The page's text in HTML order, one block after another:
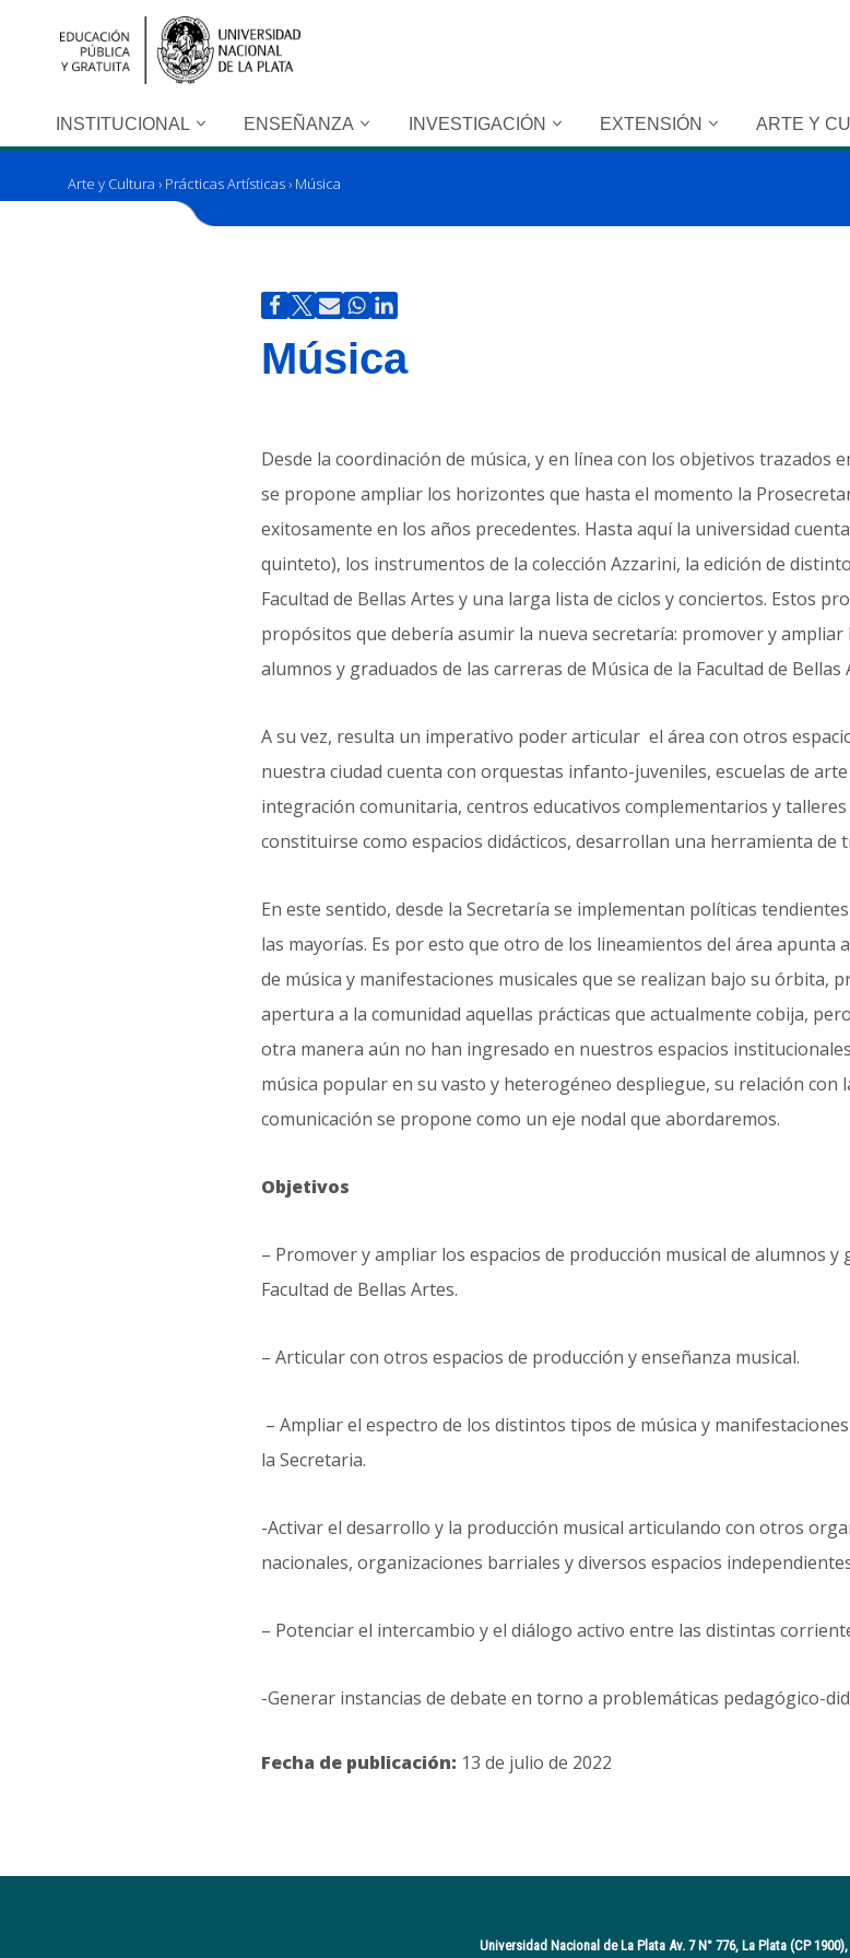
contenidoINSTITUCIONAL ENSEÑANZA INVESTIGACIÓN EXTENSIÓN ARTE Y
Arte y Cultura › Prácticas Artísticas› Música
Música
Desde la coordinación de música, y en línea con los objetivos trazados
se propone ampliar los horizontes que hasta el momento la
exitosamente en los años precedentes. Hasta aquí la universidad
quinteto), los instrumentos de la colección Azzarini, la edición de
Facultad de Bellas Artes y una larga lista de ciclos y conciertos. Estos
propósitos que debería asumir la nueva secretaría: promover y ampliar
alumnos y graduados de las carreras de Música de la Facultad de Bellas
A su vez, resulta un imperativo poder articular el área con otros
nuestra ciudad cuenta con orquestas infanto-juveniles, escuelas de
integración comunitaria, centros educativos complementarios y
constituirse como espacios didácticos, desarrollan una herramienta de
En este sentido, desde la Secretaría se implementan políticas
las mayorías. Es por esto que otro de los lineamientos del área apunta
de música y manifestaciones musicales que se realizan bajo su órbita,
apertura a la comunidad aquellas prácticas que actualmente cobija,
otra manera aún no han ingresado en nuestros espacios
música popular en su vasto y heterogéneo despliegue, su relación con
comunicación se propone como un eje nodal que abordaremos.
Objetivos
– Promover y ampliar los espacios de producción musical de alumnos y
Facultad de Bellas Artes.
– Articular con otros espacios de producción y enseñanza musical.
– Ampliar el espectro de los distintos tipos de música y
la Secretaria.
-Activar el desarrollo y la producción musical articulando con otros
nacionales, organizaciones barriales y diversos espacios
– Potenciar el intercambio y el diálogo activo entre las distintas
-Generar instancias de debate en torno a problemáticas pedagógico-
Fecha de publicación: 13 de julio de 2022
Universidad Nacional de La Plata Av. 7 N° 776, La Plata (CP